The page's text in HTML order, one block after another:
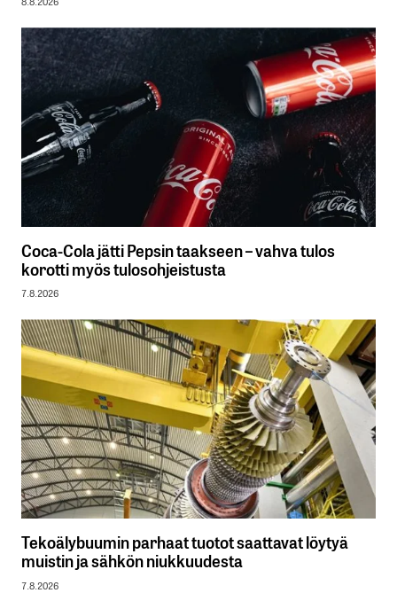
Coca-Cola jätti Pepsin taakseen – vahva tulos
korotti myös tulosohjeistusta
7.8.2026
Tekoälybuumin parhaat tuotot saattavat löytyä
muistin ja sähkön niukkuudesta
7.8.2026